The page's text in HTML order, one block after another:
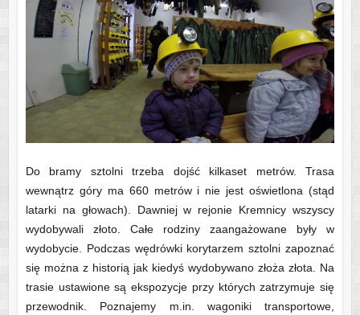
Do bramy sztolni trzeba dojść kilkaset metrów. Trasa
wewnątrz góry ma 660 metrów i nie jest oświetlona (stąd
latarki na głowach). Dawniej w rejonie Kremnicy wszyscy
wydobywali złoto. Całe rodziny zaangażowane były w
wydobycie. Podczas wędrówki korytarzem sztolni zapoznać
się można z historią jak kiedyś wydobywano złoża złota. Na
trasie ustawione są ekspozycje przy których zatrzymuje się
przewodnik. Poznajemy m.in. wagoniki transportowe,